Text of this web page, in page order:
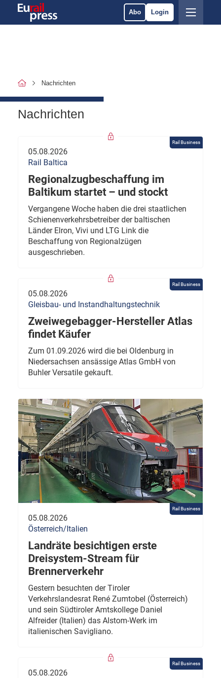
Abo Login
Nachrichten
Nachrichten
Rail Business
05.08.2026
Rail Baltica
Regionalzugbeschaffung im
Baltikum startet – und stockt
Vergangene Woche haben die drei staatlichen
Schienenverkehrsbetreiber der baltischen
Länder Elron, Vivi und LTG Link die
Beschaffung von Regionalzügen
ausgeschrieben.
Rail Business
05.08.2026
Gleisbau- und Instandhaltungstechnik
Zweiwegebagger-Hersteller Atlas
findet Käufer
Zum 01.09.2026 wird die bei Oldenburg in
Niedersachsen ansässige Atlas GmbH von
Buhler Versatile gekauft.
Rail Business
05.08.2026
Österreich/Italien
Landräte besichtigen erste
Dreisystem-Stream für
Brennerverkehr
Gestern besuchten der Tiroler
Verkehrslandesrat René Zumtobel (Österreich)
und sein Südtiroler Amtskollege Daniel
Alfreider (Italien) das Alstom-Werk im
italienischen Savigliano.
Rail Business
05.08.2026